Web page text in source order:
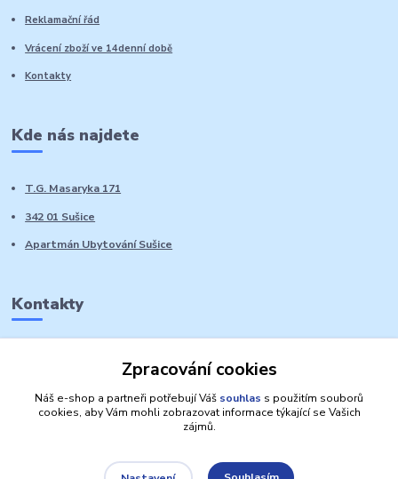
Reklamační řád
Vrácení zboží ve 14denní době
Kontakty
Kde nás najdete
T.G. Masaryka 171
342 01 Sušice
Apartmán Ubytování Sušice
Kontakty
Zpracování cookies
Náš e-shop a partneři potřebují Váš souhlas s použitím souborů
cookies, aby Vám mohli zobrazovat informace týkající se Vašich
zájmů.